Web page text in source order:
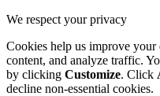
We respect your privacy
Cookies help us improve your
content, and analyze traffic.
by clicking Customize. Click
decline non-essential cookies.